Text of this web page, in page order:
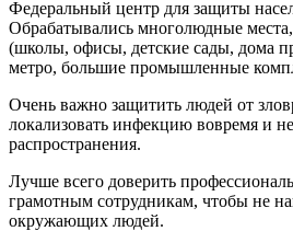
Федеральный центр для защиты
Обрабатывались многолюдные
(школы, офисы, детские сады, дома
метро, большие промышленные
Очень важно защитить людей от
локализовать инфекцию вовремя и
распространения.
Лучше всего доверить
грамотным сотрудникам, чтобы не
окружающих людей.